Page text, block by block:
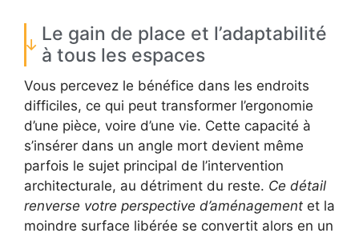
Le gain de place et l’adaptabilité
à tous les espaces
Vous percevez le bénéfice dans les endroits
difficiles, ce qui peut transformer l’ergonomie
d’une pièce, voire d’une vie. Cette capacité à
s’insérer dans un angle mort devient même
parfois le sujet principal de l’intervention
architecturale, au détriment du reste. Ce détail
renverse votre perspective d’aménagement et la
moindre surface libérée se convertit alors en un